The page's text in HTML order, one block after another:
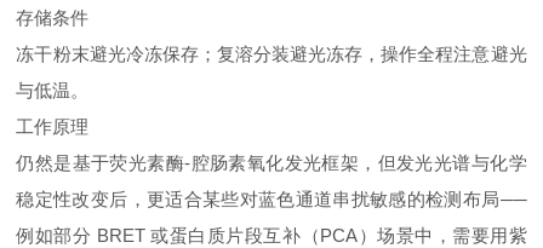
存储条件
冻干粉末避光冷冻保存；复溶分装避光冻存，操作全程注意避光
与低温。
工作原理
仍然是基于荧光素酶‑腔肠素氧化发光框架，但发光光谱与化学
稳定性改变后，更适合某些对蓝色通道串扰敏感的检测布局──
例如部分 BRET 或蛋白质片段互补（PCA）场景中，需要用紫